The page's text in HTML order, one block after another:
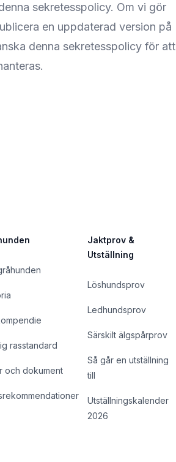
sekretesspolicy. Om vi gör
en uppdaterad version på
denna sekretesspolicy för att
rasstandard
och dokument
Jaktprov &
Utställning
Löshundsprov
Ledhundsprov
Särskilt älgspårprov
Så går en utställning
till
Utställningskalender
2026